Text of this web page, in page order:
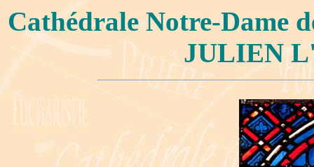
Cathédrale Notre-Dame
JULIEN